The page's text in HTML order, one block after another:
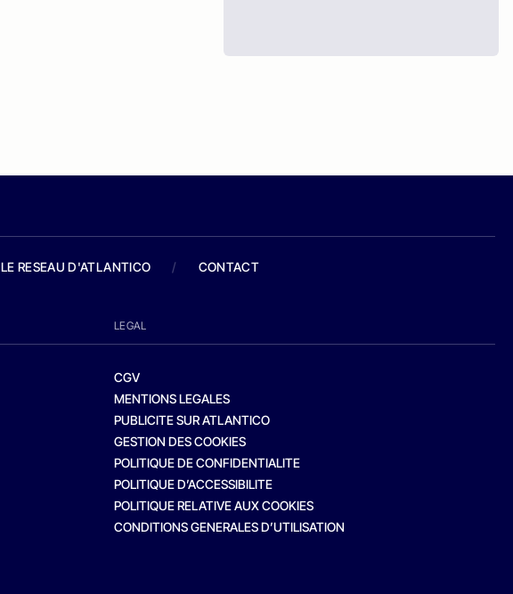
LE RESEAU D'ATLANTICO / CONTACT
LEGAL
CGV
MENTIONS LEGALES
PUBLICITE SUR ATLANTICO
GESTION DES COOKIES
POLITIQUE DE CONFIDENTIALITE
POLITIQUE D’ACCESSIBILITE
POLITIQUE RELATIVE AUX COOKIES
CONDITIONS GENERALES D’UTILISATION